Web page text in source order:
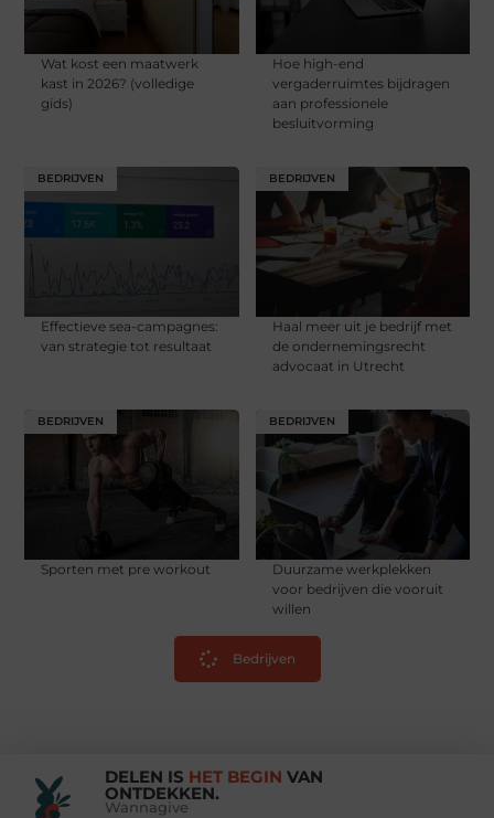
Wat kost een maatwerk
kast in 2026? (volledige
gids)
Hoe high-end
vergaderruimtes bijdragen
aan professionele
besluitvorming
BEDRIJVEN
Effectieve sea-campagnes:
van strategie tot resultaat
BEDRIJVEN
Haal meer uit je bedrijf met
de ondernemingsrecht
advocaat in Utrecht
BEDRIJVEN
Sporten met pre workout
BEDRIJVEN
Duurzame werkplekken
voor bedrijven die vooruit
willen
Bedrijven
DELEN IS HET BEGIN VAN
ONTDEKKEN.
Wannagive